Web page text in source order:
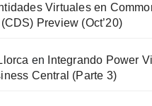
Virtuales en
Preview (Oct’20)
en
Integrando Power
Central (Parte 3)